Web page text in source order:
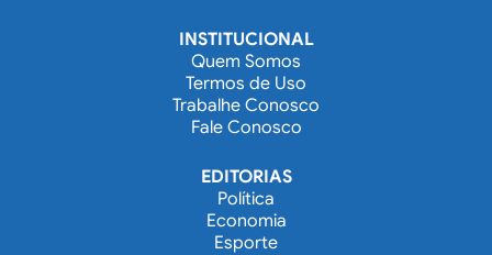
INSTITUCIONAL
Quem Somos
Termos de Uso
Trabalhe Conosco
Fale Conosco
EDITORIAS
Política
Economia
Esporte